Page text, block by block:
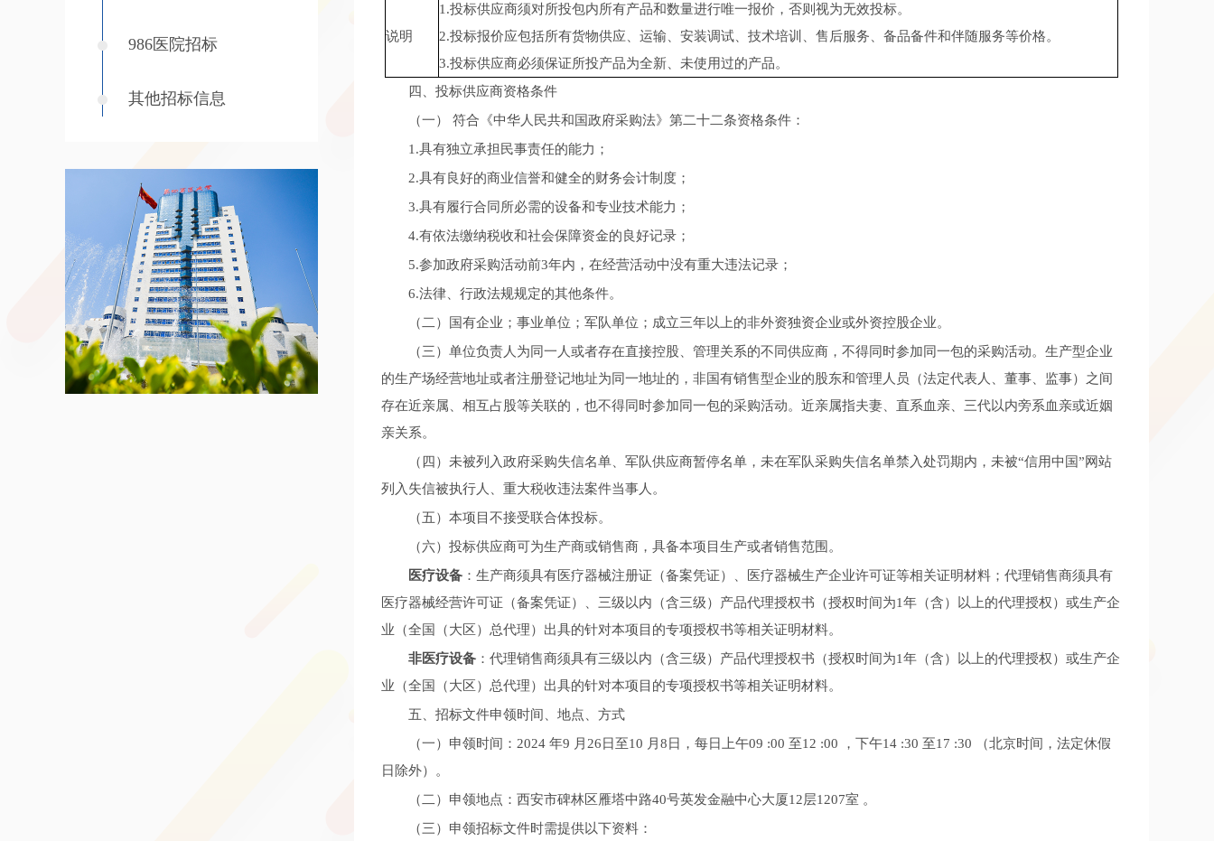
986医院招标
其他招标信息
说明
1.投标供应商须对所投包内所有产品和数量进行唯一报价，否则视为无效投标。
2.投标报价应包括所有货物供应、运输、安装调试、技术培训、售后服务、备品备件和伴随服务等价格。
3.投标供应商必须保证所投产品为全新、未使用过的产品。
四、投标供应商资格条件
（一） 符合《中华人民共和国政府采购法》第二十二条资格条件：
1.具有独立承担民事责任的能力；
2.具有良好的商业信誉和健全的财务会计制度；
3.具有履行合同所必需的设备和专业技术能力；
4.有依法缴纳税收和社会保障资金的良好记录；
5.参加政府采购活动前3年内，在经营活动中没有重大违法记录；
6.法律、行政法规规定的其他条件。
（二）国有企业；事业单位；军队单位；成立三年以上的非外资独资企业或外资控股企业。
（三）单位负责人为同一人或者存在直接控股、管理关系的不同供应商，不得同时参加同一包的采购活动。生产型企业
的生产场经营地址或者注册登记地址为同一地址的，非国有销售型企业的股东和管理人员（法定代表人、董事、监事）之间
存在近亲属、相互占股等关联的，也不得同时参加同一包的采购活动。近亲属指夫妻、直系血亲、三代以内旁系血亲或近姻
亲关系。
（四）未被列入政府采购失信名单、军队供应商暂停名单，未在军队采购失信名单禁入处罚期内，未被“信用中国”网站
列入失信被执行人、重大税收违法案件当事人。
（五）本项目不接受联合体投标。
（六）投标供应商可为生产商或销售商，具备本项目生产或者销售范围。
医疗设备 ：生产商须具有医疗器械注册证（备案凭证）、医疗器械生产企业许可证等相关证明材料；代理销售商须具有
医疗器械经营许可证（备案凭证）、三级以内（含三级）产品代理授权书（授权时间为1年（含）以上的代理授权）或生产企
业（全国（大区）总代理）出具的针对本项目的专项授权书等相关证明材料。
非医疗设备 ：代理销售商须具有三级以内（含三级）产品代理授权书（授权时间为1年（含）以上的代理授权）或生产企
业（全国（大区）总代理）出具的针对本项目的专项授权书等相关证明材料。
五、招标文件申领时间、地点、方式
（一）申领时间：2024 年9 月26日至10 月8日，每日上午09 :00 至12 :00 ，下午14 :30 至17 :30 （北京时间，法定休假
日除外）。
（二）申领地点：西安市碑林区雁塔中路40号英发金融中心大厦12层1207室 。
（三）申领招标文件时需提供以下资料：